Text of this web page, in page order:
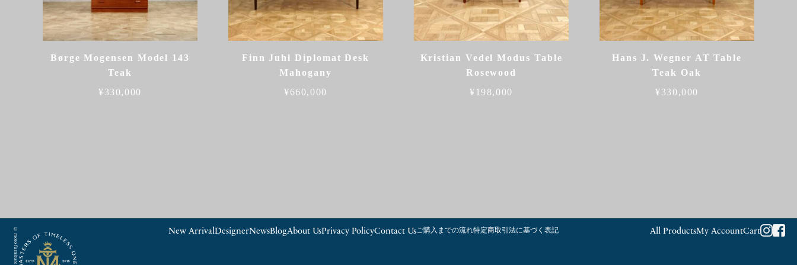
Børge Mogensen Model 143
Teak
¥330,000
Finn Juhl Diplomat Desk
Mahogany
¥660,000
Kristian Vedel Modus Table
Rosewood
¥ 198,000
Hans J. Wegner AT Table
Teak Oak
¥330,000
New ArrivalDesignerNewsBlogAbout UsPrivacy PolicyContact Usご購入までの流れ特定商取引法に基づく表記 All ProductsMy AccountCart